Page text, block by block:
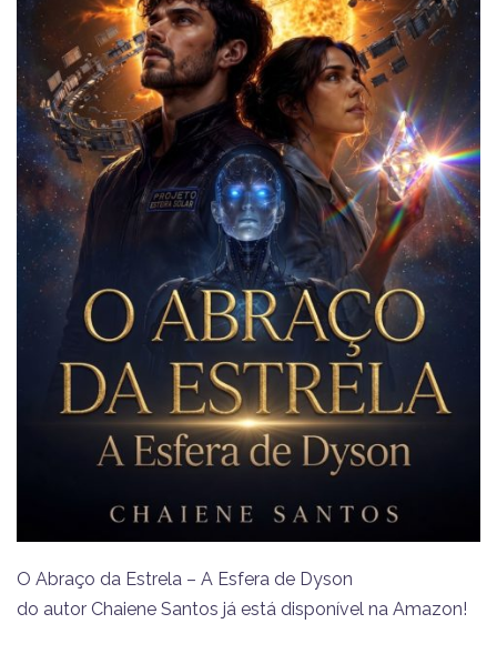
O Abraço da Estrela – A Esfera de Dyson
do autor Chaiene Santos já está disponível na Amazon!